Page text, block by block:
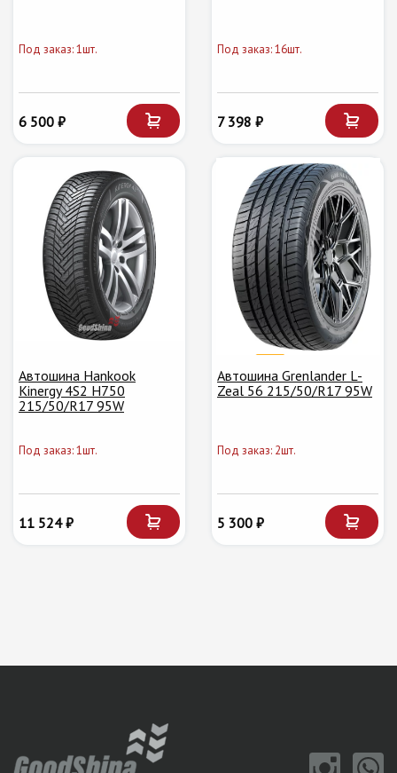
Под заказ: 1шт.
6 500 ₽
Под заказ: 16шт.
7 398 ₽
Автошина Hankook
Kinergy 4S2 H750
215/50/R17 95W
Под заказ: 1шт.
11 524 ₽
Автошина Grenlander L-
Zeal 56 215/50/R17 95W
Под заказ: 2шт.
5 300 ₽